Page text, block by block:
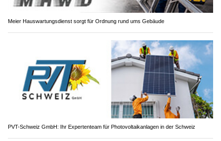
Meier Hauswartungsdienst sorgt für Ordnung rund ums Gebäude
PVT-Schweiz GmbH: Ihr Expertenteam für Photovoltaikanlagen in der Schweiz